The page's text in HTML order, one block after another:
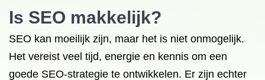
Is SEO makkelijk?
SEO kan moeilijk zijn, maar het is niet onmogelijk.
Het vereist veel tijd, energie en kennis om een
goede SEO-strategie te ontwikkelen. Er zijn echter